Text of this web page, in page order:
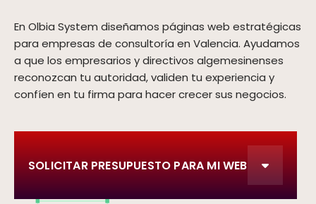
En Olbia System diseñamos páginas web estratégicas
para empresas de consultoría en Valencia. Ayudamos
a que los empresarios y directivos algemesinenses
reconozcan tu autoridad, validen tu experiencia y
confíen en tu firma para hacer crecer sus negocios.
SOLICITAR PRESUPUESTO PARA MI WEB